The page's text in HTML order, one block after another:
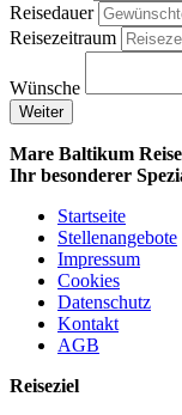
Reisedauer
Reisezeitraum
Wünsche
Weiter
Mare Baltikum
Ihr besonderer
Startseite
Stellenangebote
Impressum
Cookies
Datenschutz
Kontakt
AGB
Reiseziel